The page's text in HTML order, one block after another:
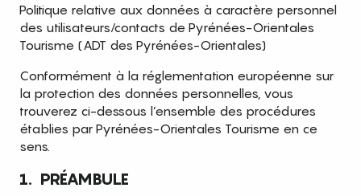
Politique relative aux données à caractère personnel
des utilisateurs/contacts de Pyrénées-Orientales
Tourisme (ADT des Pyrénées-Orientales)
Conformément à la réglementation européenne sur
la protection des données personnelles, vous
trouverez ci-dessous l’ensemble des procédures
établies par Pyrénées-Orientales Tourisme en ce
sens.
1. PRÉAMBULE